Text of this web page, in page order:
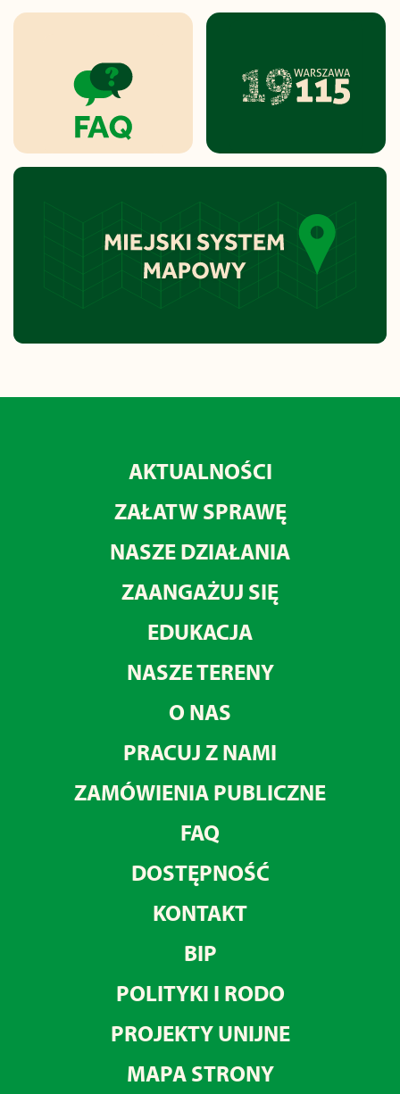
AKTUALNOŚCI
ZAŁATW SPRAWĘ
NASZE DZIAŁANIA
ZAANGAŻUJ SIĘ
EDUKACJA
NASZE TERENY
O NAS
PRACUJ Z NAMI
ZAMÓWIENIA PUBLICZNE
FAQ
DOSTĘPNOŚĆ
KONTAKT
BIP
POLITYKI I RODO
PROJEKTY UNIJNE
MAPA STRONY